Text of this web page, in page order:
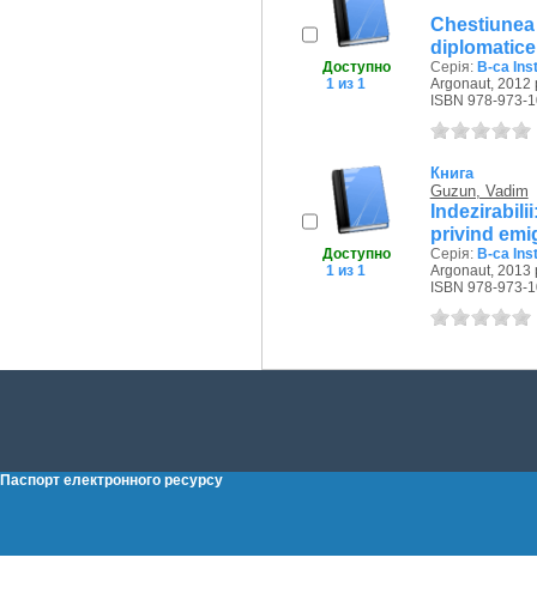
Доступно
1 из 1
Серія: B-ca
Argonaut, 2012
ISBN 978-973-
Доступно
1 из 1
Книга
Guzun, Vadim
privind
Серія: B-ca
Argonaut, 2013
ISBN 978-973-
Паспорт електронного ресурсу